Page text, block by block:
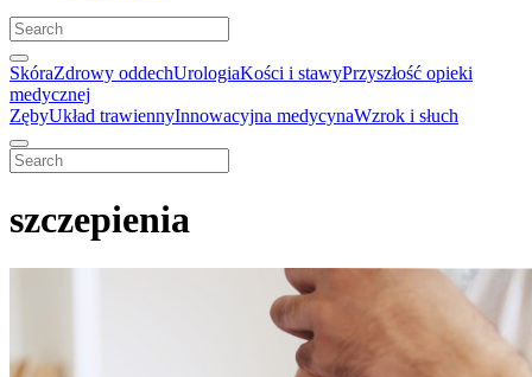
SkóraZdrowy oddechUrologiaKości i stawyPrzyszłość opieki
medycznej
ZębyUkład trawiennyInnowacyjna medycynaWzrok i słuch
szczepienia